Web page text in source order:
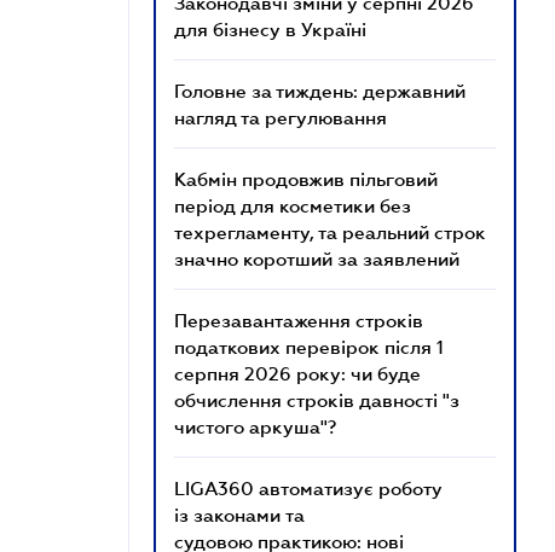
для бізнесу в Україні
Головне за тиждень: державний
нагляд та регулювання
Кабмін продовжив пільговий
період для косметики без
техрегламенту, та реальний строк
значно коротший за заявлений
Перезавантаження строків
податкових перевірок після 1
серпня 2026 року: чи буде
обчислення строків давності "з
чистого аркуша"?
LIGA360 автоматизує роботу
із законами та
судовою практикою: нові